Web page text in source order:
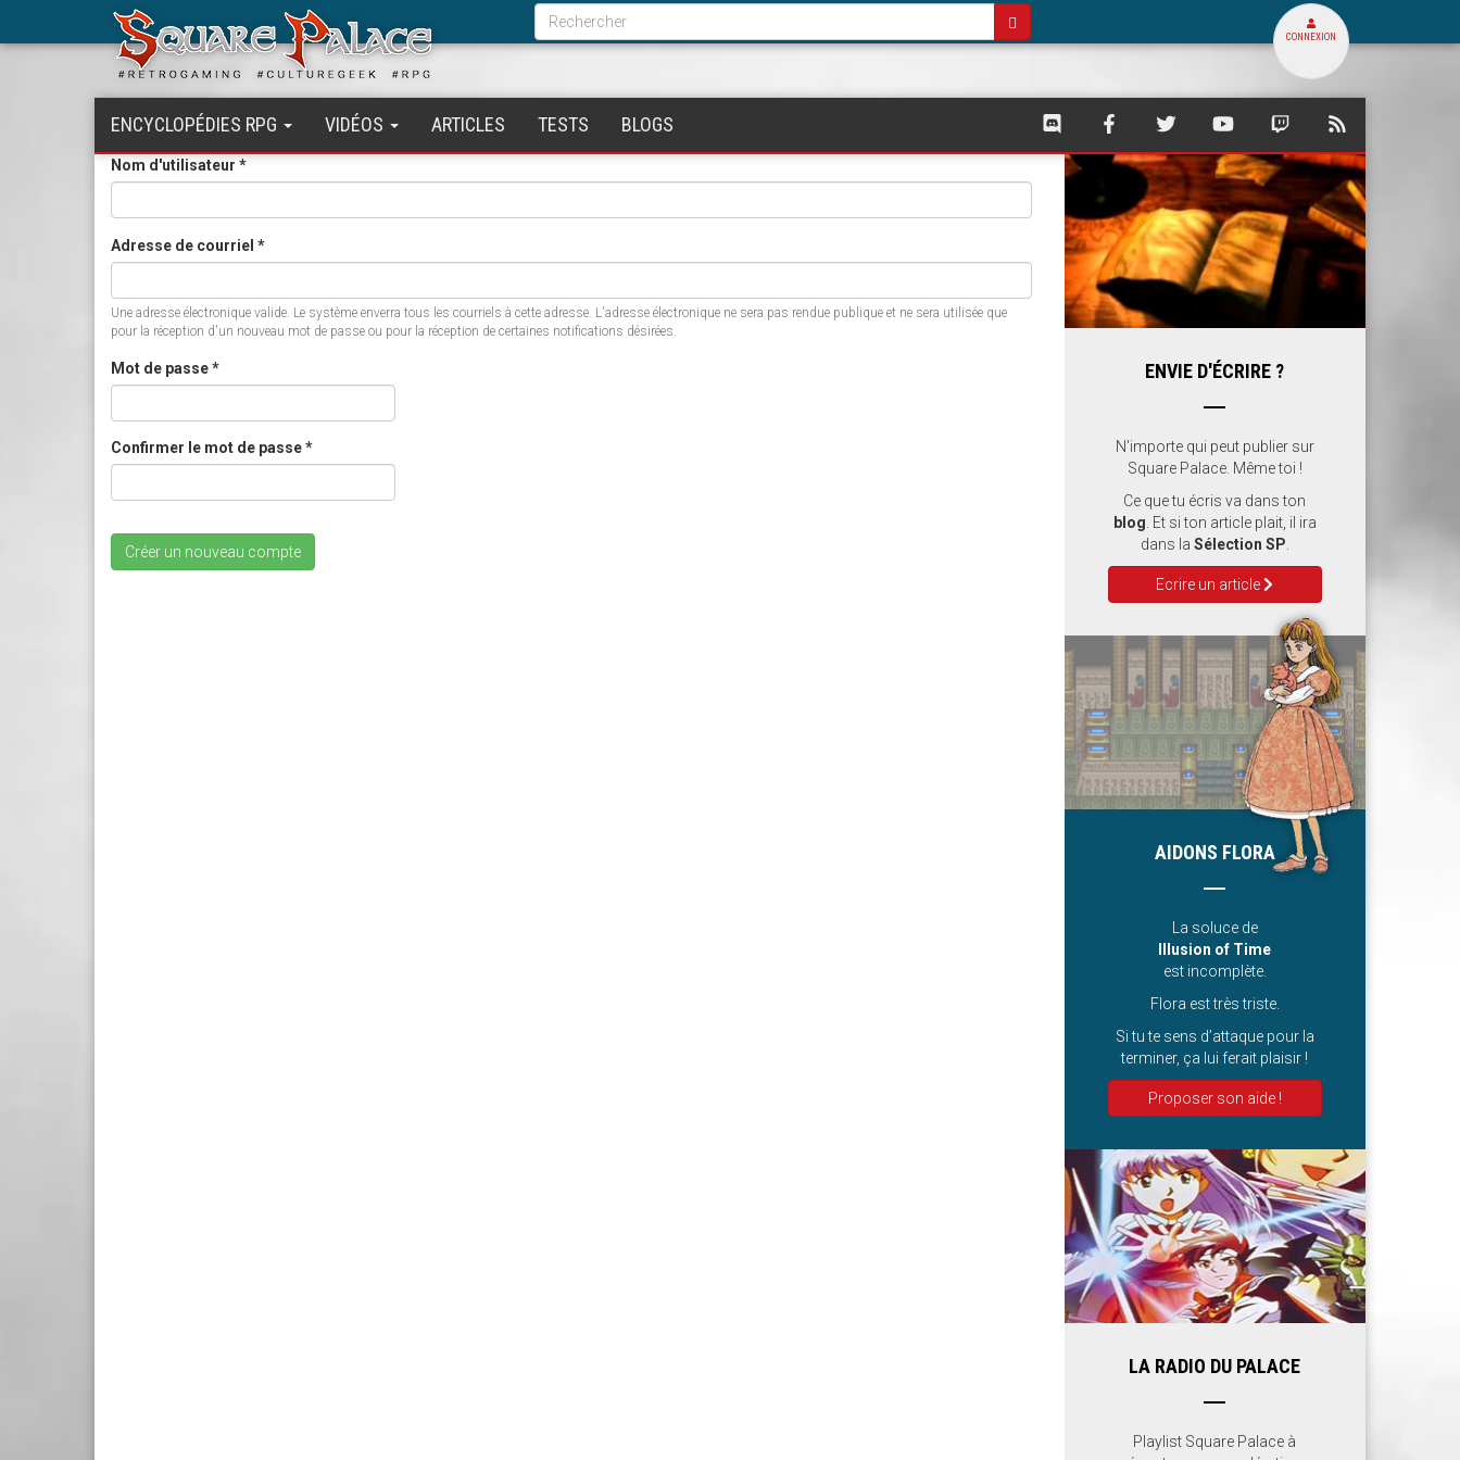
Formulaire
de
recherche
Rechercher
CONNEXION
ENCYCLOPÉDIES RPG VIDÉOS ARTICLES TESTS BLOGS
SQUARE
SUR
SQUARE
SUR
FACEBOOK
SQUARE
SUR
TWITTER
SQUARE
SUR
YOUTUBE
SQUARE
SUR
TWITCH
DE
SQUARE
PALACE
Nom d'utilisateur *
Adresse de courriel *
Une adresse électronique valide. Le système enverra tous les courriels à cette adresse. L'adresse électronique ne sera pas rendue publique et ne sera utilisée que
pour la réception d'un nouveau mot de passe ou pour la réception de certaines notifications désirées.
Mot de passe*
Confirmer le mot de passe*
Créer un nouveau compte
ENVIE D'ÉCRIRE ?
N'importe qui peut publier sur
Square Palace. Même toi !
Ce que tu écris va dans ton
blog . Et si ton article plait, il ira
dans la Sélection SP
Ecrire un article
AIDONS FLORA
La soluce de
Illusion of Time
est incomplète.
Flora est très triste.
Si tu te sens d’attaque pour la
terminer, ça lui ferait plaisir !
Proposer son aide !
LA RADIO DU PALACE
Playlist Square Palace à